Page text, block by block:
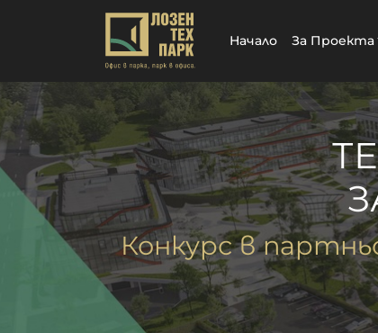
Начало За Проекта
Конкурс в